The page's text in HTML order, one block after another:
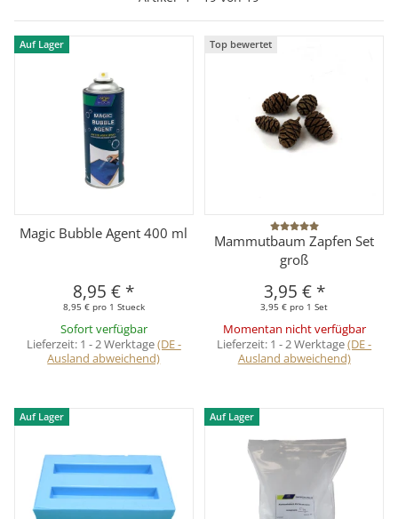
Auf Lager
Magic Bubble Agent 400 ml
8,95 € *
8,95 € pro 1 Stueck
Sofort verfügbar
Lieferzeit: 1 - 2 Werktage(DE -
Ausland abweichend)
Top bewertet
Mammutbaum Zapfen Set
groß
3,95 € *
3,95 € pro 1 Set
Momentan nicht verfügbar
Lieferzeit: 1 - 2 Werktage(DE -
Ausland abweichend)
Auf Lager Auf Lager